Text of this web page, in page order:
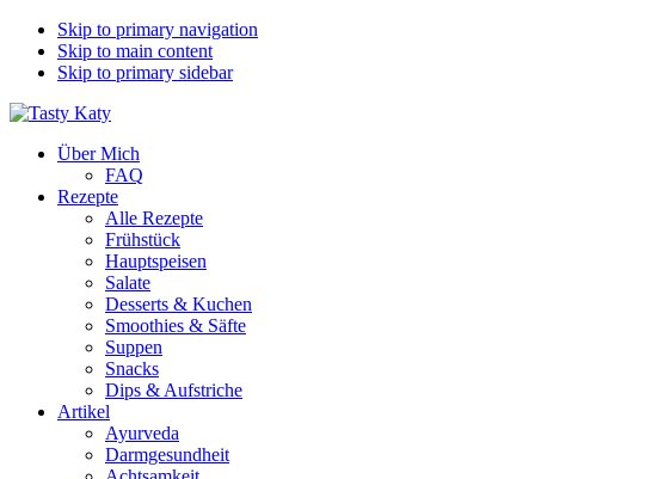
Skip to primary navigation
Skip to main content
Skip to primary sidebar
Über Mich
FAQ
Rezepte
Alle Rezepte
Frühstück
Hauptspeisen
Salate
Desserts & Kuchen
Smoothies & Säfte
Suppen
Snacks
Dips & Aufstriche
Artikel
Ayurveda
Darmgesundheit